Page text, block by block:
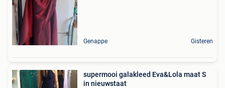
Genappe Gisteren
supermooi galakleed Eva&Lola maat S
in nieuwstaat